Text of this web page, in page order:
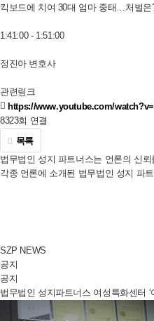
킥보드에 치여 30대 엄마 중태…처벌은
1:41:00 - 1:51:00
정진아 변호사
관련링크
https://www.youtube.com/
8323회 연결
목록
법무법인 성지 파트너스는 언론의 신뢰
각종 언론에 소개된 법무법인 성지 파
SZP NEWS
공지
공지
법무법인 성지파트너스 여성특화센터 ‘